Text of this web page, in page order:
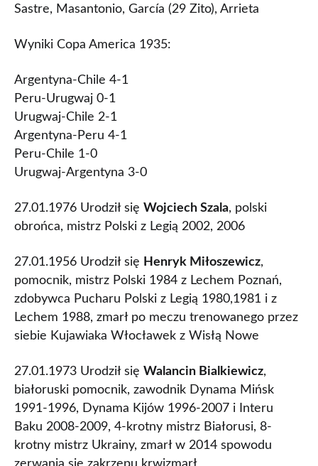
Sastre, Masantonio, García (29 Zito), Arrieta
Wyniki Copa America 1935:
Argentyna-Chile 4-1
Peru-Urugwaj 0-1
Urugwaj-Chile 2-1
Argentyna-Peru 4-1
Peru-Chile 1-0
Urugwaj-Argentyna 3-0
27.01.1976 Urodził się Wojciech Szala, polski
obrońca, mistrz Polski z Legią 2002, 2006
27.01.1956 Urodził się Henryk Miłoszewicz,
pomocnik, mistrz Polski 1984 z Lechem Poznań,
zdobywca Pucharu Polski z Legią 1980,1981 i z
Lechem 1988, zmarł po meczu trenowanego przez
siebie Kujawiaka Włocławek z Wisłą Nowe
27.01.1973 Urodził się Walancin Bialkiewicz,
białoruski pomocnik, zawodnik Dynama Mińsk
1991-1996, Dynama Kijów 1996-2007 i Interu
Baku 2008-2009, 4-krotny mistrz Białorusi, 8-
krotny mistrz Ukrainy, zmarł w 2014 spowodu